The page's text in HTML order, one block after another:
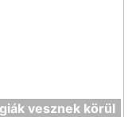
vesznek körül